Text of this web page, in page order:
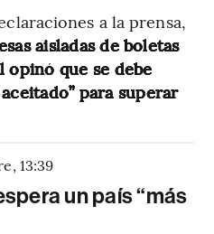
a la prensa,
aisladas de boletas
opinó que se debe
para superar
, 13:39
un país “más